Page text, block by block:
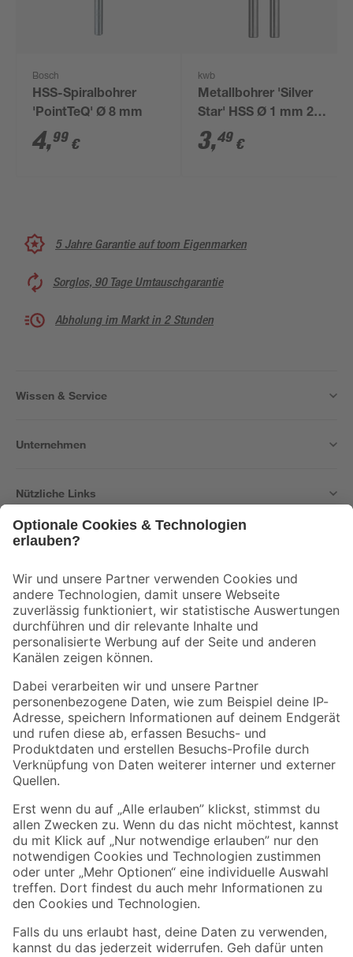
Bosch
HSS-Spiralbohrer
'PointTeQ' Ø 8 mm
4,99 €
kwb
Metallbohrer 'Silver
Star' HSS Ø 1 mm 2
Stück
3,49 €
5 Jahre Garantie auf toom Eigenmarken
Sorglos, 90 Tage Umtauschgarantie
Abholung im Markt in 2 Stunden
Wissen & Service
Unternehmen
Nützliche Links
Der toom Newsletter: Keine Angebote und Aktionen mehr verpassen!
Zur Newsletter Anmeldung
Folge uns
Zahlungsarten Versandarten
Sicher einkaufen
Jetzt die toom-App herunterladen
Alle Preisangaben in EUR inkl. gesetzl. MwSt.. Die dargestellten Angebote sind unter